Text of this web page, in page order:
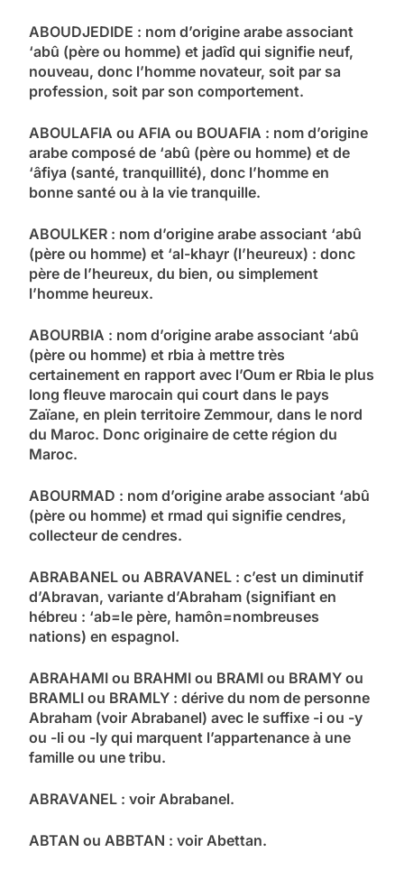
ABOUDJEDIDE : nom d’origine arabe associant
‘abû (père ou homme) et jadîd qui signifie neuf,
nouveau, donc l’homme novateur, soit par sa
profession, soit par son comportement.
ABOULAFIA ou AFIA ou BOUAFIA : nom d’origine
arabe composé de ‘abû (père ou homme) et de
‘âfiya (santé, tranquillité), donc l’homme en
bonne santé ou à la vie tranquille.
ABOULKER : nom d’origine arabe associant ‘abû
(père ou homme) et ‘al-khayr (l’heureux) : donc
père de l’heureux, du bien, ou simplement
l’homme heureux.
ABOURBIA : nom d’origine arabe associant ‘abû
(père ou homme) et rbia à mettre très
certainement en rapport avec l’Oum er Rbia le plus
long fleuve marocain qui court dans le pays
Zaïane, en plein territoire Zemmour, dans le nord
du Maroc. Donc originaire de cette région du
Maroc.
ABOURMAD : nom d’origine arabe associant ‘abû
(père ou homme) et rmad qui signifie cendres,
collecteur de cendres.
ABRABANEL ou ABRAVANEL : c’est un diminutif
d’Abravan, variante d’Abraham (signifiant en
hébreu : ‘ab=le père, hamôn=nombreuses
nations) en espagnol.
ABRAHAMI ou BRAHMI ou BRAMI ou BRAMY ou
BRAMLI ou BRAMLY : dérive du nom de personne
Abraham (voir Abrabanel) avec le suffixe -i ou -y
ou -li ou -ly qui marquent l’appartenance à une
famille ou une tribu.
ABRAVANEL : voir Abrabanel.
ABTAN ou ABBTAN : voir Abettan.